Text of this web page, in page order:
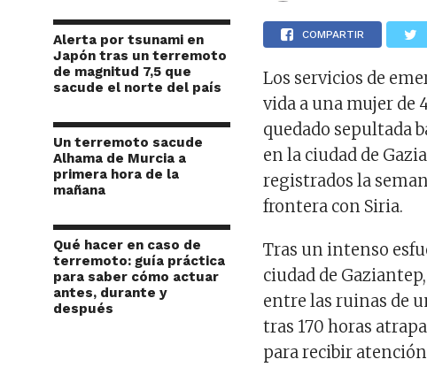
Alerta por tsunami en
Japón tras un terremoto
de magnitud 7,5 que
sacude el norte del país
Un terremoto sacude
Alhama de Murcia a
primera hora de la
mañana
Qué hacer en caso de
terremoto: guía práctica
para saber cómo actuar
antes, durante y
después
COMPARTIR
Los servicios de
vida a una mujer de
quedado sepultada
en la ciudad de
registrados la
frontera con Siria.
Tras un intenso
ciudad de
entre las ruinas de
tras 170 horas
para recibir